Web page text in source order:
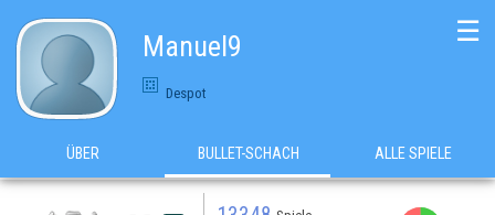
Manuel9
Despot
☰
ÜBER BULLET-SCHACH ALLE SPIELE